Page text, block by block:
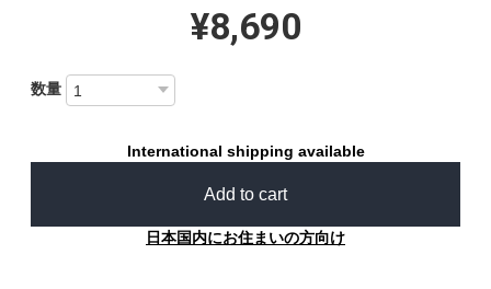
¥8,690
数量
International shipping available
Add to cart
日本国内にお住まいの方向け